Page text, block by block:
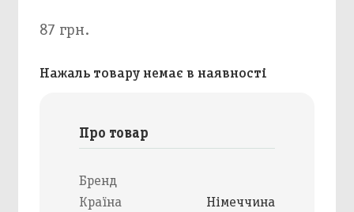
87 грн.
Нажаль товару немає в наявності
Про товар
Бренд
Країна
Німеччина